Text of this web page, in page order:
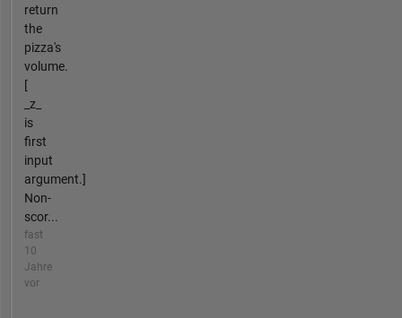
return
the
pizza's
volume.
[
_z_
is
first
input
argument.]
Non-
scor...
fast
10
Jahre
vor